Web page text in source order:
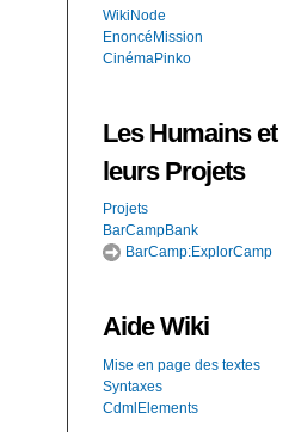
WikiNode
EnoncéMission
CinémaPinko
Les Humains et
leurs Projets
Projets
BarCampBank
BarCamp:ExplorCamp
AideWiki
Mise en page des textes
Syntaxes
CdmlElements